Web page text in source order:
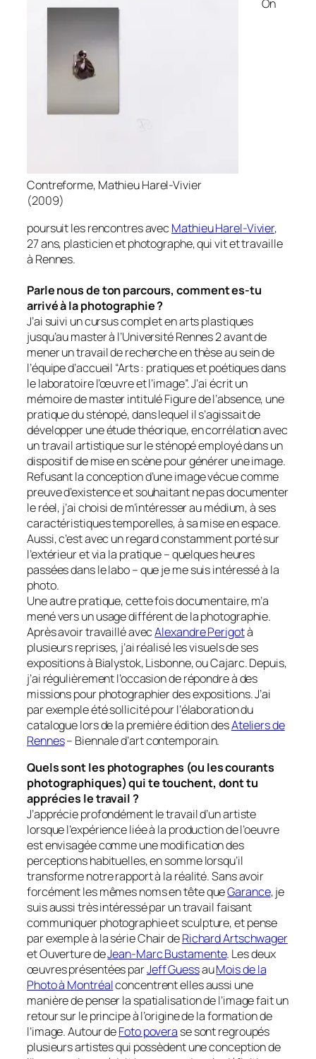
Contreforme, Mathieu Harel-Vivier
(2009)
On
poursuit les rencontres avec Mathieu Harel-Vivier,
27 ans, plasticien et photographe, qui vit et travaille
à Rennes.
Parle nous de ton parcours, comment es-tu
arrivé à la photographie ?
J’ai suivi un cursus complet en arts plastiques
jusqu’au master à l’Université Rennes 2 avant de
mener un travail de recherche en thèse au sein de
l’équipe d’accueil “Arts : pratiques et poétiques dans
le laboratoire l’œuvre et l’image”. J’ai écrit un
mémoire de master intituléFigure de l’absence, une
pratique du sténopé, dans lequel il s’agissait de
développer une étude théorique, en corrélation avec
un travail artistique sur le sténopé employé dans un
dispositif de mise en scène pour générer une image.
Refusant la conception d’une image vécue comme
preuve d’existence et souhaitant ne pas documenter
le réel, j’ai choisi de m’intéresser au médium, à ses
caractéristiques temporelles, à sa mise en espace.
Aussi, c’est avec un regard constamment porté sur
l’extérieur et via la pratique – quelques heures
passées dans le labo – que je me suis intéressé à la
photo.
Une autre pratique, cette fois documentaire, m’a
mené vers un usage différent de la photographie.
Après avoir travaillé avecAlexandre Perigotà
plusieurs reprises, j’ai réalisé les visuels de ses
expositions à Bialystok, Lisbonne, ou Cajarc. Depuis,
j’ai régulièrement l’occasion de répondre à des
missions pour photographier des expositions. J’ai
par exemple été sollicité pour l’élaboration du
catalogue lors de la première édition desAteliers de
Rennes– Biennale d’art contemporain.
Quels sont les photographes (ou les courants
photographiques) qui te touchent, dont tu
apprécies le travail ?
J’apprécie profondément le travail d’un artiste
lorsque l’expérience liée à la production de l’oeuvre
est envisagée comme une modification des
perceptions habituelles, en somme lorsqu’il
transforme notre rapport à la réalité. Sans avoir
forcément les mêmes noms en tête queGarance, je
suis aussi très intéressé par un travail faisant
communiquer photographie et sculpture, et pense
par exemple à la sérieChairdeRichard Artschwager
etOuverturedeJean-Marc Bustamente. Les deux
œuvres présentées parJeff GuessauMois de la
Photo à Montréalconcentrent elles aussi une
manière de penser la spatialisation de l’image fait un
retour sur le principe à l’origine de la formation de
l’image. Autour deFoto povera se sont regroupés
plusieurs artistes qui possèdent une conception de